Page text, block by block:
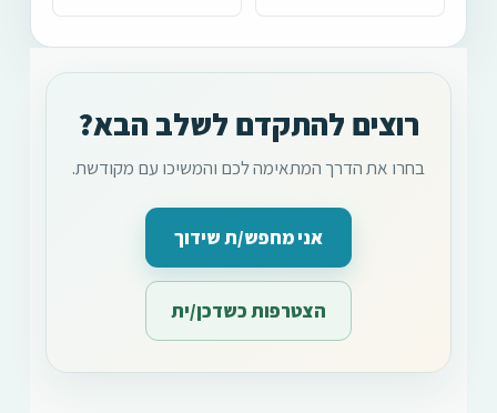
רוצים להתקדם לשלב הבא?
בחרו את הדרך המתאימה לכם והמשיכו עם מקודשת.
אני מחפש/ת שידוך
הצטרפות כשדכן/ית